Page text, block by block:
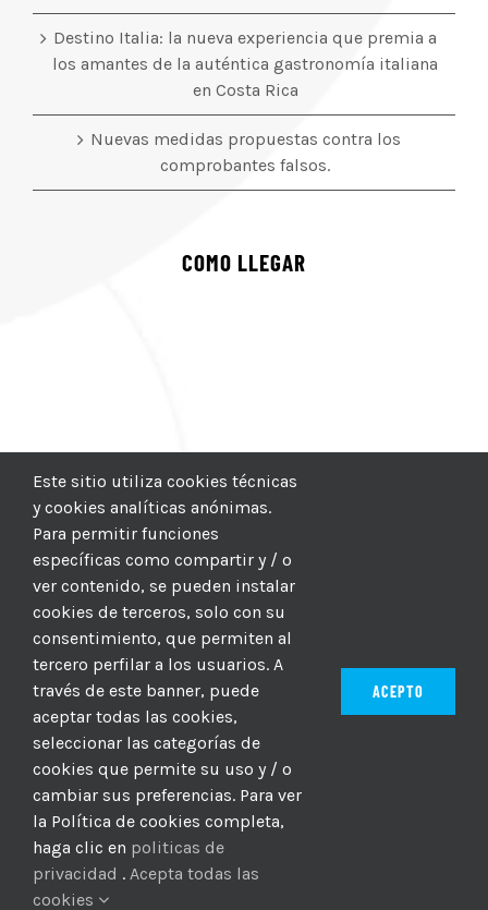
Destino Italia: la nueva experiencia que premia a
los amantes de la auténtica gastronomía italiana
en Costa Rica
Nuevas medidas propuestas contra los
comprobantes falsos.
COMO LLEGAR
© 2012–2025 |CICIC| Hosting: Hosting Para PYMES
MBAGIO.COM
| Todos los derechos reservados
FacebookTwitterYouTube
Este sitio utiliza cookies técnicas
y cookies analíticas anónimas.
Para permitir funciones
específicas como compartir y / o
ver contenido, se pueden instalar
cookies de terceros, solo con su
consentimiento, que permiten al
tercero perfilar a los usuarios. A
través de este banner, puede
aceptar todas las cookies,
seleccionar las categorías de
cookies que permite su uso y / o
cambiar sus preferencias. Para ver
la Política de cookies completa,
haga clic en politicas de
privacidad . Acepta todas las
cookies
ACEPTO